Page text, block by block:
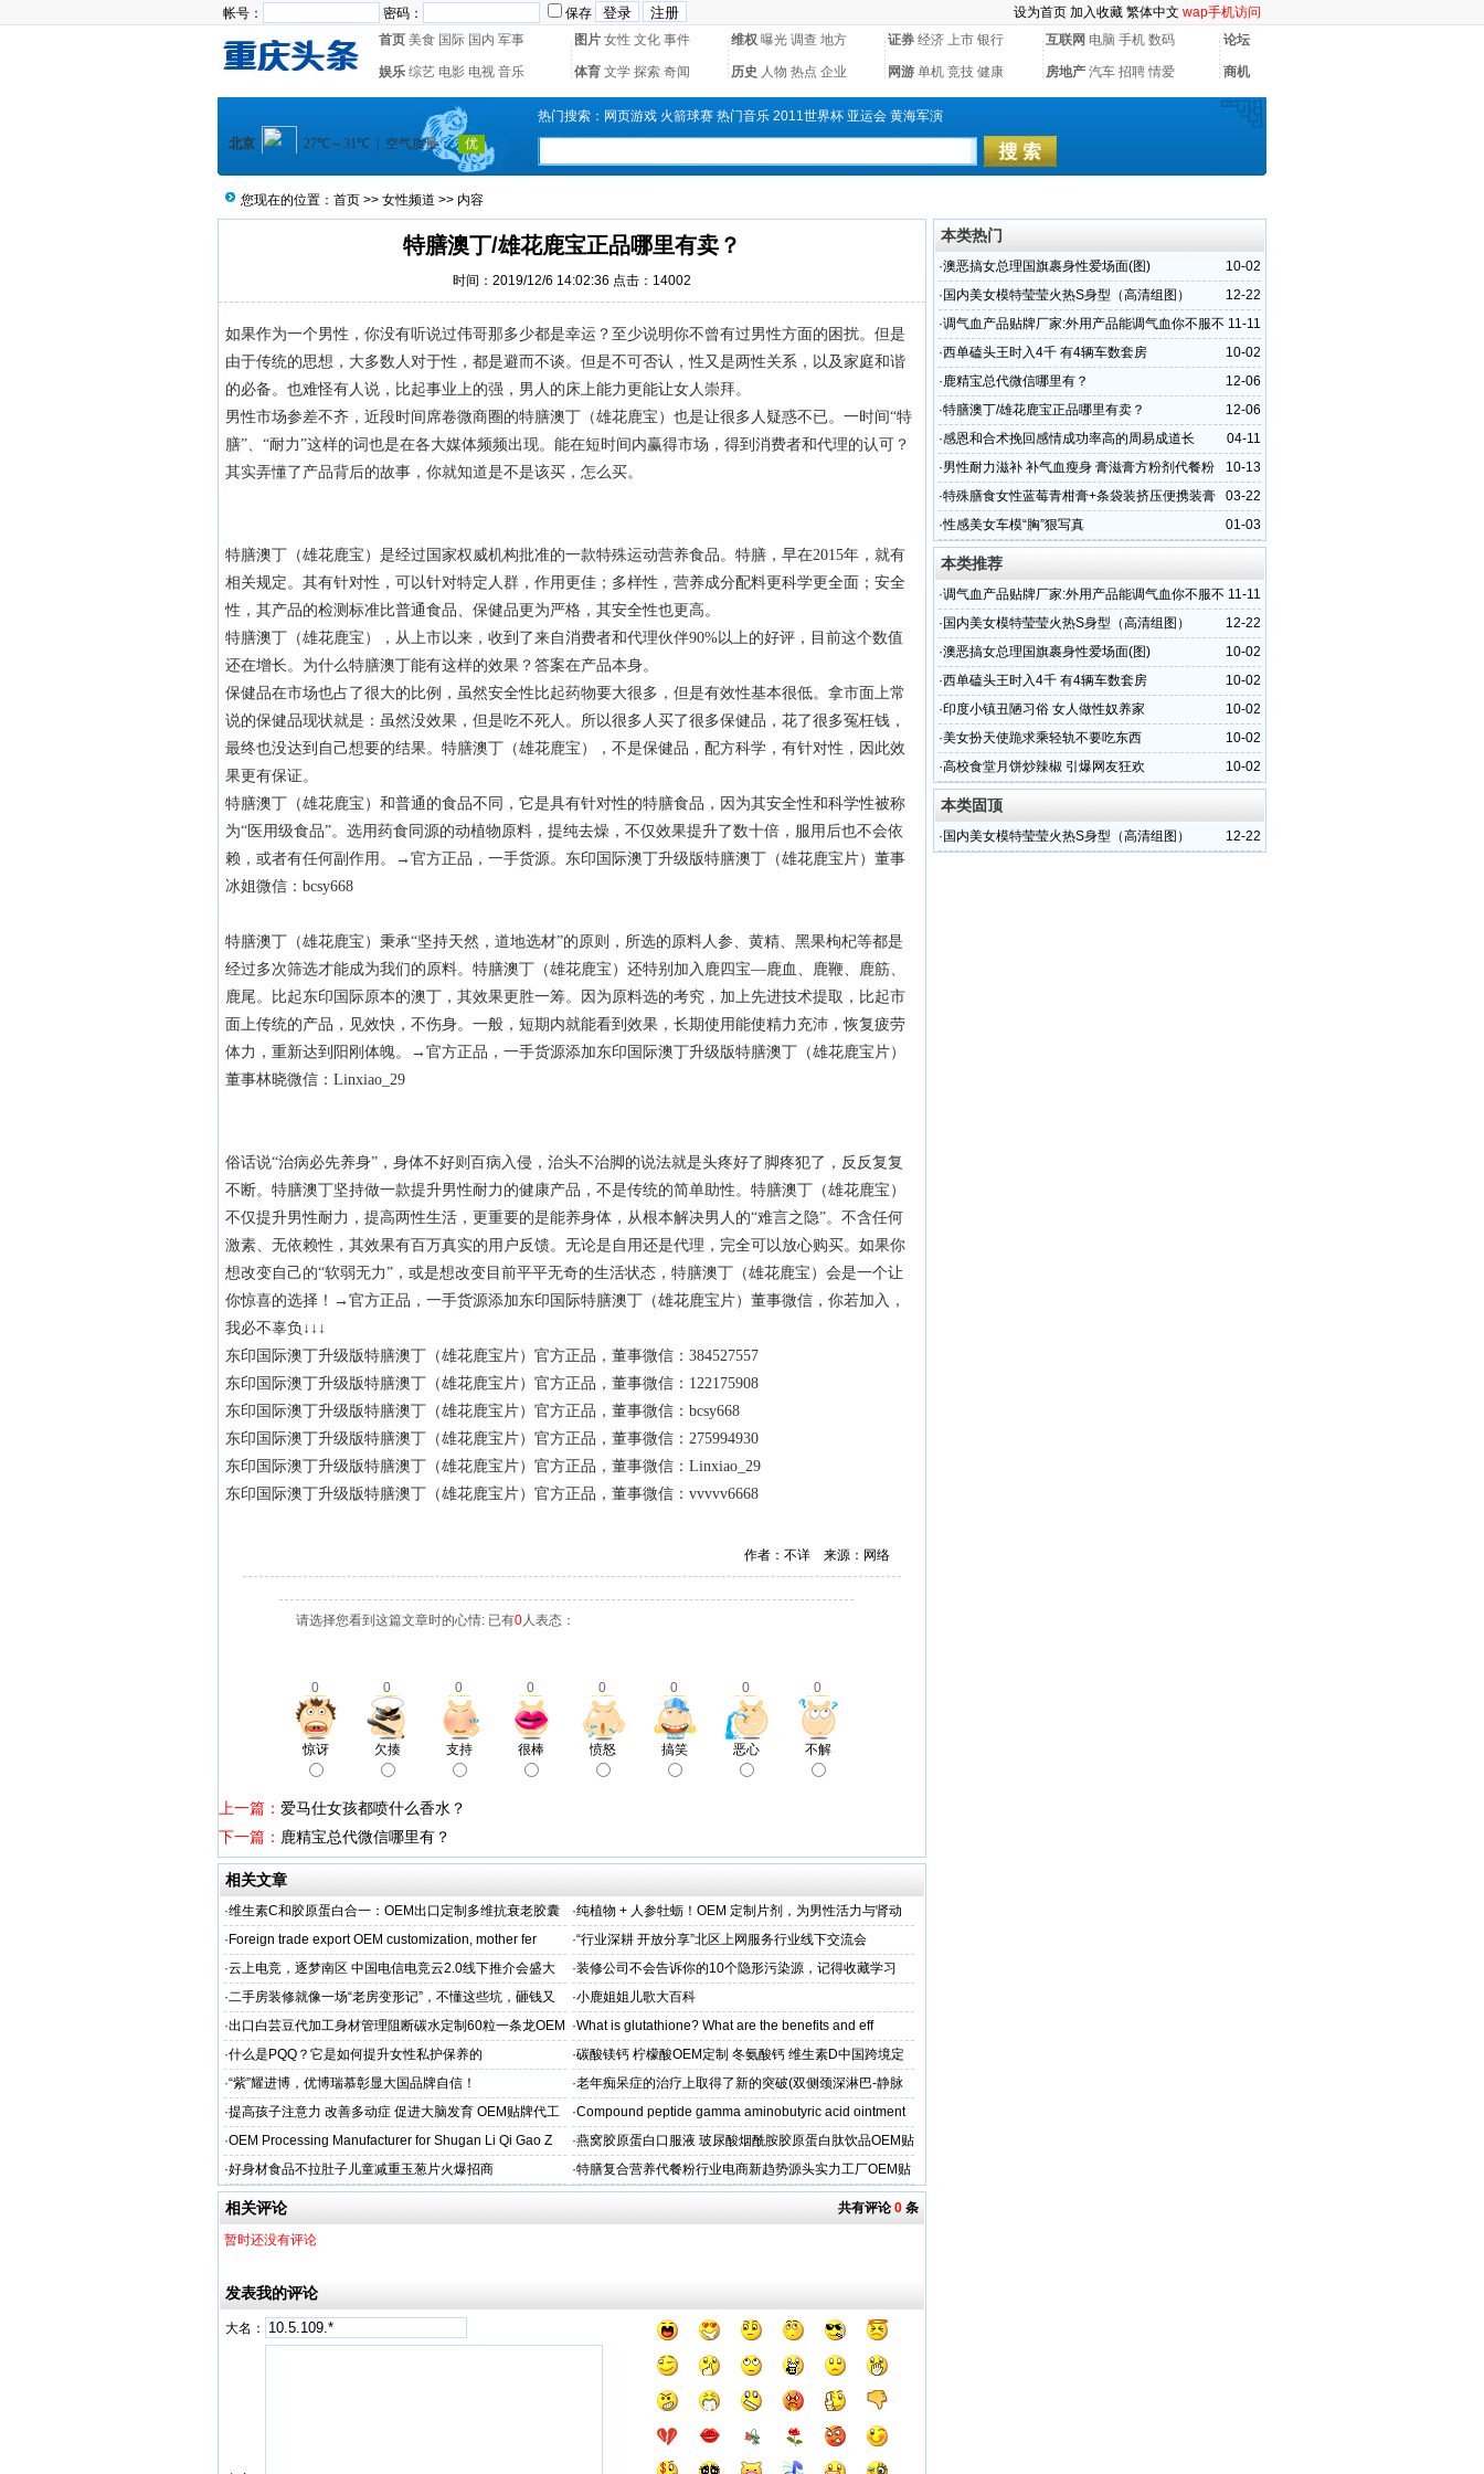
帐号： 密码： 保存 设为首页 加入收藏 繁体中文 wap手机访问
首页 美食 国际 国内 军事 图片 女性 文化 事件 维权 曝光 调查 地方 证券 经济 上市 银行 互联网 电脑 手机 数码 论坛
娱乐 综艺 电影 电视 音乐 体育 文学 探索 奇闻 历史 人物 热点 企业 网游 单机 竞技 健康 房地产 汽车 招聘 情爱 商机
热门搜索： 网页游戏 火箭球赛 热门音乐 2011世界杯 亚运会 黄海军演
您现在的位置： 首页 >> 女性频道 >> 内容
特膳澳丁/雄花鹿宝正品哪里有卖？
时间：2019/12/6 14:02:36 点击：14002
如果作为一个男性，你没有听说过伟哥那多少都是幸运？至少说明你不曾有过男性方面的困扰。但是
由于传统的思想，大多数人对于性，都是避而不谈。但是不可否认，性又是两性关系，以及家庭和谐
的必备。也难怪有人说，比起事业上的强，男人的床上能力更能让女人崇拜。
男性市场参差不齐，近段时间席卷微商圈的特膳澳丁（雄花鹿宝）也是让很多人疑惑不已。一时间“特
膳”、“耐力”这样的词也是在各大媒体频频出现。能在短时间内赢得市场，得到消费者和代理的认可？
其实弄懂了产品背后的故事，你就知道是不是该买，怎么买。
特膳澳丁（雄花鹿宝）是经过国家权威机构批准的一款特殊运动营养食品。特膳，早在2015年，就有
相关规定。其有针对性，可以针对特定人群，作用更佳；多样性，营养成分配料更科学更全面；安全
性，其产品的检测标准比普通食品、保健品更为严格，其安全性也更高。
特膳澳丁（雄花鹿宝），从上市以来，收到了来自消费者和代理伙伴90%以上的好评，目前这个数值
还在增长。为什么特膳澳丁能有这样的效果？答案在产品本身。
保健品在市场也占了很大的比例，虽然安全性比起药物要大很多，但是有效性基本很低。拿市面上常
说的保健品现状就是：虽然没效果，但是吃不死人。所以很多人买了很多保健品，花了很多冤枉钱，
最终也没达到自己想要的结果。特膳澳丁（雄花鹿宝），不是保健品，配方科学，有针对性，因此效
果更有保证。
特膳澳丁（雄花鹿宝）和普通的食品不同，它是具有针对性的特膳食品，因为其安全性和科学性被称
为“医用级食品”。选用药食同源的动植物原料，提纯去燥，不仅效果提升了数十倍，服用后也不会依
赖，或者有任何副作用。→官方正品，一手货源。东印国际澳丁升级版特膳澳丁（雄花鹿宝片）董事
冰姐微信：bcsy668
特膳澳丁（雄花鹿宝）秉承“坚持天然，道地选材”的原则，所选的原料人参、黄精、黑果枸杞等都是
经过多次筛选才能成为我们的原料。特膳澳丁（雄花鹿宝）还特别加入鹿四宝—鹿血、鹿鞭、鹿筋、
鹿尾。比起东印国际原本的澳丁，其效果更胜一筹。因为原料选的考究，加上先进技术提取，比起市
面上传统的产品，见效快，不伤身。一般，短期内就能看到效果，长期使用能使精力充沛，恢复疲劳
体力，重新达到阳刚体魄。→官方正品，一手货源添加东印国际澳丁升级版特膳澳丁（雄花鹿宝片）
董事林晓微信：Linxiao_29
俗话说“治病必先养身”，身体不好则百病入侵，治头不治脚的说法就是头疼好了脚疼犯了，反反复复
不断。特膳澳丁坚持做一款提升男性耐力的健康产品，不是传统的简单助性。特膳澳丁（雄花鹿宝）
不仅提升男性耐力，提高两性生活，更重要的是能养身体，从根本解决男人的“难言之隐”。不含任何
激素、无依赖性，其效果有百万真实的用户反馈。无论是自用还是代理，完全可以放心购买。如果你
想改变自己的“软弱无力”，或是想改变目前平平无奇的生活状态，特膳澳丁（雄花鹿宝）会是一个让
你惊喜的选择！→官方正品，一手货源添加东印国际特膳澳丁（雄花鹿宝片）董事微信，你若加入，
我必不辜负↓↓↓
东印国际澳丁升级版特膳澳丁（雄花鹿宝片）官方正品，董事微信：384527557
东印国际澳丁升级版特膳澳丁（雄花鹿宝片）官方正品，董事微信：122175908
东印国际澳丁升级版特膳澳丁（雄花鹿宝片）官方正品，董事微信：bcsy668
东印国际澳丁升级版特膳澳丁（雄花鹿宝片）官方正品，董事微信：275994930
东印国际澳丁升级版特膳澳丁（雄花鹿宝片）官方正品，董事微信：Linxiao_29
东印国际澳丁升级版特膳澳丁（雄花鹿宝片）官方正品，董事微信：vvvvv6668
作者：不详 来源：网络
请选择您看到这篇文章时的心情: 已有0人表态：
0 0 0 0 0 0 0 0
惊讶 欠揍 支持 很棒 愤怒 搞笑 恶心 不解
上一篇： 爱马仕女孩都喷什么香水？
下一篇： 鹿精宝总代微信哪里有？
相关文章
·维生素C和胶原蛋白合一：OEM出口定制多维抗衰老胶囊 ·纯植物 + 人参牡蛎！OEM 定制片剂，为男性活力与肾动
力保驾护航
· Foreign trade export OEM customization, mother fer ·“行业深耕 开放分享”北区上网服务行业线下交流会
·云上电竞，逐梦南区 中国电信电竞云2.0线下推介会盛大
启幕
·装修公司不会告诉你的10个隐形污染源，记得收藏学习
·二手房装修就像一场“老房变形记”，不懂这些坑，砸钱又
糟心！看完这篇再开工
·小鹿姐姐儿歌大百科
·出口白芸豆代加工身材管理阻断碳水定制60粒一条龙OEM
贴牌
·What is glutathione? What are the benefits and eff
·什么是PQQ？它是如何提升女性私护保养的 ·碳酸镁钙 柠檬酸OEM定制 冬氨酸钙 维生素D中国跨境定
制
·“紫”耀进博，优博瑞慕彰显大国品牌自信！ ·老年痴呆症的治疗上取得了新的突破(双侧颈深淋巴-静脉
吻合术)
·提高孩子注意力 改善多动症 促进大脑发育 OEM贴牌代工 ·Compound peptide gamma aminobutyric acid ointment
·OEM Processing Manufacturer for Shugan Li Qi Gao Z ·燕窝胶原蛋白口服液 玻尿酸烟酰胺胶原蛋白肽饮品OEM贴
牌
·好身材食品不拉肚子儿童减重玉葱片火爆招商 ·特膳复合营养代餐粉行业电商新趋势源头实力工厂OEM贴
牌代工
共有评论0 条
相关评论
暂时还没有评论
发表我的评论
大名：
本类热门
10-02
·澳恶搞女总理国旗裹身性爱场面(图)
12-22
· 国内美女模特莹莹火热S身型（高清组图）
11-11
·调气血产品贴牌厂家:外用产品能调气血你不服不
行！
10-02
·西单磕头王时入4千 有4辆车数套房
12-06
·鹿精宝总代微信哪里有？
12-06
·特膳澳丁/雄花鹿宝正品哪里有卖？
04-11
·感恩和合术挽回感情成功率高的周易成道长
10-13
·男性耐力滋补 补气血瘦身 膏滋膏方粉剂代餐粉
贴牌加工OEM
03-22
·特殊膳食女性蓝莓青柑膏+条袋装挤压便携装膏
滋膏方贴牌代加工
01-03
·性感美女车模“胸”狠写真
本类推荐
11-11
·调气血产品贴牌厂家:外用产品能调气血你不服不
行！
12-22
· 国内美女模特莹莹火热S身型（高清组图）
10-02
·澳恶搞女总理国旗裹身性爱场面(图)
10-02
·西单磕头王时入4千 有4辆车数套房
10-02
·印度小镇丑陋习俗 女人做性奴养家
10-02
·美女扮天使跪求乘轻轨不要吃东西
10-02
·高校食堂月饼炒辣椒 引爆网友狂欢
本类固顶
12-22
· 国内美女模特莹莹火热S身型（高清组图）